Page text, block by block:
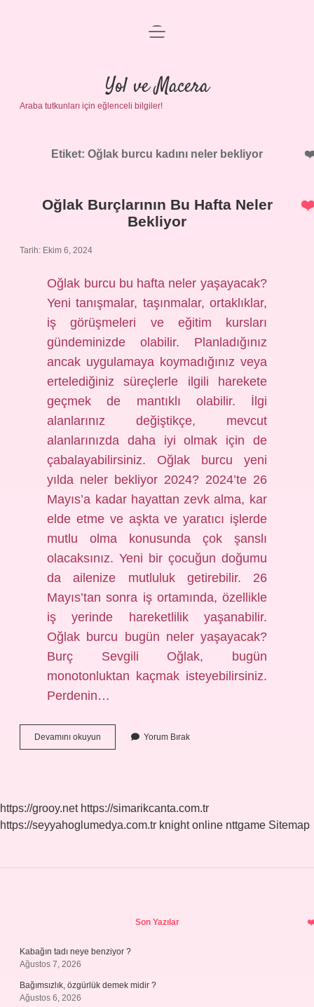
Anasayfa
Gizlilik Politikası
Yasal Uyarı
menüyü
Yol ve Macera
Araba tutkunları için eğlenceli bilgiler!
Etiket: Oğlak burcu kadını neler bekliyor
Oğlak Burçlarının Bu Hafta Neler
Bekliyor
Tarih: Ekim 6, 2024
Oğlak burcu bu hafta neler yaşayacak?
Yeni tanışmalar, taşınmalar, ortaklıklar,
iş görüşmeleri ve eğitim kursları
gündeminizde olabilir. Planladığınız
ancak uygulamaya koymadığınız veya
ertelediğiniz süreçlerle ilgili harekete
geçmek de mantıklı olabilir. İlgi
alanlarınız değiştikçe, mevcut
alanlarınızda daha iyi olmak için de
çabalayabilirsiniz. Oğlak burcu yeni
yılda neler bekliyor 2024? 2024’te 26
Mayıs’a kadar hayattan zevk alma, kar
elde etme ve aşkta ve yaratıcı işlerde
mutlu olma konusunda çok şanslı
olacaksınız. Yeni bir çocuğun doğumu
da ailenize mutluluk getirebilir. 26
Mayıs’tan sonra iş ortamında, özellikle
iş yerinde hareketlilik yaşanabilir.
Oğlak burcu bugün neler yaşayacak?
Burç Sevgili Oğlak, bugün
monotonluktan kaçmak isteyebilirsiniz.
Perdenin…
Devamını okuyun
Burçlarının
Yorum Bırak
https://grooy.net https://simarikcanta.com.tr
https://seyyahoglumedya.com.tr knight online nttgame Sitemap
Son Yazılar
Kabağın tadı neye benziyor ?
Ağustos 7, 2026
Bağımsızlık, özgürlük demek midir ?
Ağustos 6, 2026